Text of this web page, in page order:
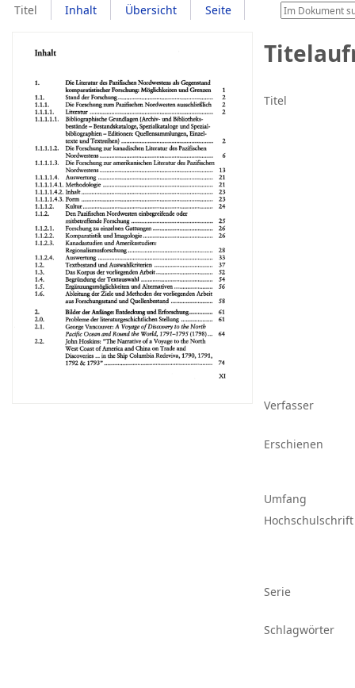
Titel Inhalt Übersicht Seite
Titel
Verfasser
Erschienen
Umfang
Hochschulschrift
Serie
Schlagwörter